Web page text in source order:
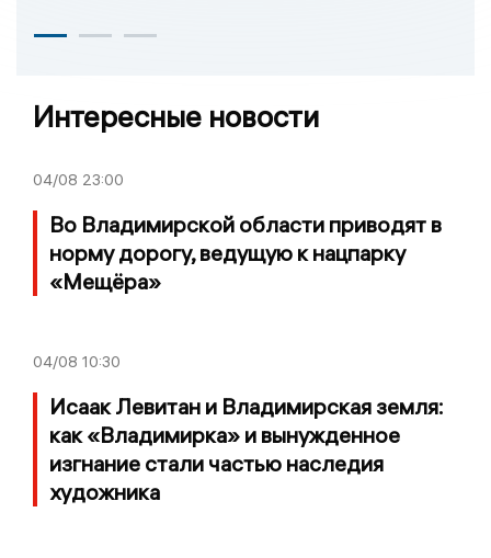
Интересные новости
04/08 23:00
Во Владимирской области приводят в
норму дорогу, ведущую к нацпарку
«Мещёра»
04/08 10:30
Исаак Левитан и Владимирская земля:
как «Владимирка» и вынужденное
изгнание стали частью наследия
художника